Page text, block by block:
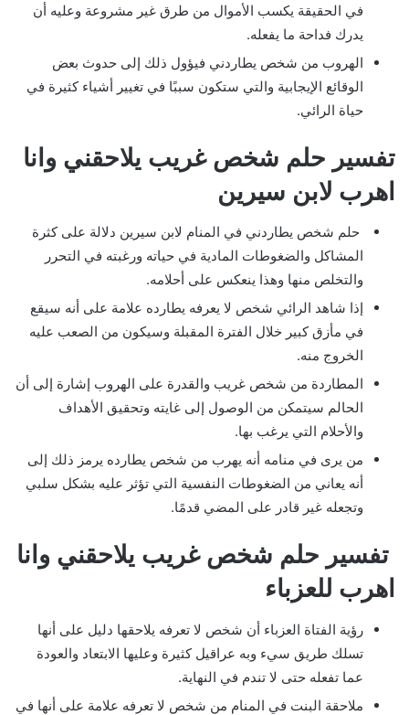
في الحقيقة يكسب الأموال من طرق غير مشروعة وعليه أن
يدرك فداحة ما يفعله.
الهروب من شخص يطاردني فيؤول ذلك إلى حدوث بعض
الوقائع الإيجابية والتي ستكون سببًا في تغيير أشياء كثيرة في
حياة الرائي.
تفسير حلم شخص غريب يلاحقني وانا
اهرب لابن سيرين
حلم شخص يطاردني في المنام لابن سيرين دلالة على كثرة
المشاكل والضغوطات المادية في حياته ورغبته في التحرر
والتخلص منها وهذا ينعكس على أحلامه.
إذا شاهد الرائي شخص لا يعرفه يطارده علامة على أنه سيقع
في مأزق كبير خلال الفترة المقبلة وسيكون من الصعب عليه
الخروج منه.
المطاردة من شخص غريب والقدرة على الهروب إشارة إلى أن
الحالم سيتمكن من الوصول إلى غايته وتحقيق الأهداف
والأحلام التي يرغب بها.
من يرى في منامه أنه يهرب من شخص يطارده يرمز ذلك إلى
أنه يعاني من الضغوطات النفسية التي تؤثر عليه بشكل سلبي
وتجعله غير قادر على المضي قدمًا.
تفسير حلم شخص غريب يلاحقني وانا
اهرب للعزباء
رؤية الفتاة العزباء أن شخص لا تعرفه يلاحقها دليل على أنها
تسلك طريق سيء وبه عراقيل كثيرة وعليها الابتعاد والعودة
عما تفعله حتى لا تندم في النهاية.
ملاحقة البنت في المنام من شخص لا تعرفه علامة على أنها في